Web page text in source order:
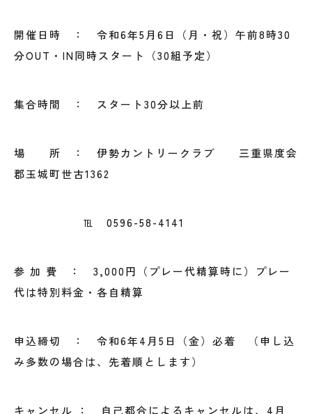
開催日時 ： 令和6年5月6日（月・祝）午前8時30
分OUT・IN同時スタート（30組予定）
集合時間 ： スタート30分以上前
場 所 ： 伊勢カントリークラブ 三重県度会
郡玉城町世古1362
℡ 0596-58-4141
参 加 費 ： 3,000円（プレー代精算時に）プレー
代は特別料金・各自精算
申込締切 ： 令和6年4月5日（金）必着 （申し込
み多数の場合は、先着順とします）
キャンセル ： 自己都合によるキャンセルは、4月